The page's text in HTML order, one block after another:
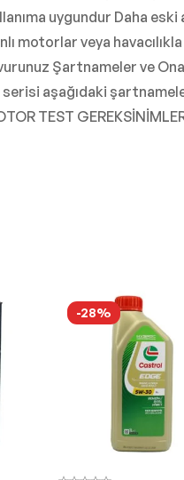
uygundur Daha
motorlar veya
Şartnameler ve
aşağıdaki
TEST
-28%